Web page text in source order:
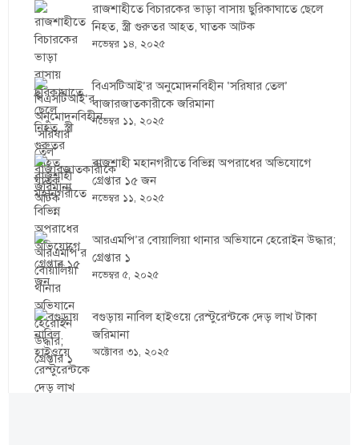
রাজশাহীতে বিচারকের ভাড়া বাসায় ছুরিকাঘাতে ছেলে
নিহত, স্ত্রী গুরুতর আহত, ঘাতক আটক
নভেম্বর ১৪, ২০২৫
বিএসটিআই’র অনুমোদনবিহীন ‘সরিষার তেল’
বাজারজাতকারীকে জরিমানা
নভেম্বর ১১, ২০২৫
রাজশাহী মহানগরীতে বিভিন্ন অপরাধের অভিযোগে
গ্রেপ্তার ১৫ জন
নভেম্বর ১১, ২০২৫
আরএমপি’র বোয়ালিয়া থানার অভিযানে হেরোইন উদ্ধার;
গ্রেপ্তার ১
নভেম্বর ৫, ২০২৫
বগুড়ায় নাবিল হাইওয়ে রেস্টুরেন্টকে দেড় লাখ টাকা
জরিমানা
অক্টোবর ৩১, ২০২৫